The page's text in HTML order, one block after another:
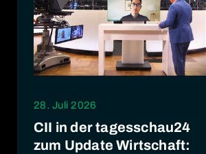
28. Juli 2026
CII in der tagesschau24
zum Update Wirtschaft: